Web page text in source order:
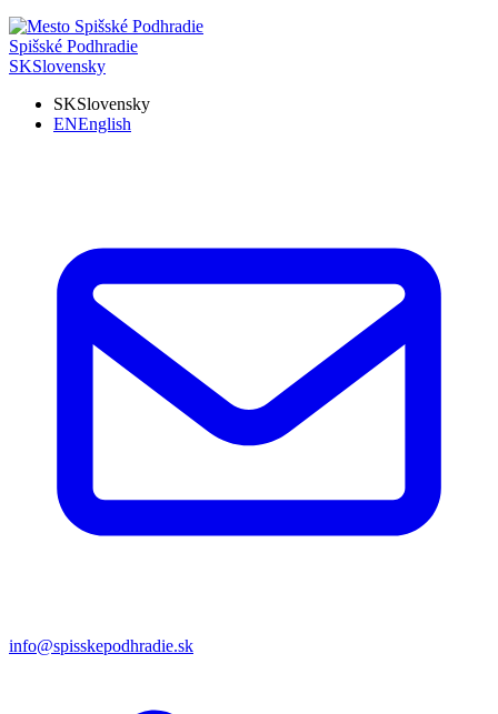
Spišské Podhradie
SKSlovensky
SKSlovensky
ENEnglish
info@spisskepodhradie.sk